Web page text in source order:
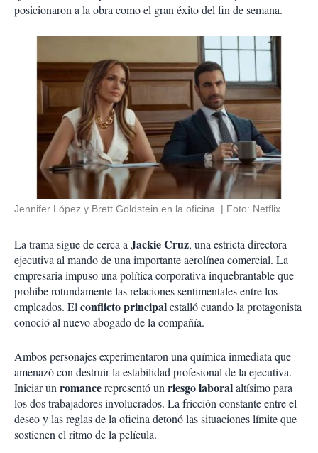
posicionaron a la obra como el gran éxito del fin de semana.
Jennifer López y Brett Goldstein en la oficina. Foto: Netflix
La trama sigue de cerca aJackie Cruz, una estricta directora
ejecutiva al mando de una importante aerolínea comercial. La
empresaria impuso una política corporativa inquebrantable que
prohíbe rotundamente las relaciones sentimentales entre los
empleados. Elconflicto principalestalló cuando la protagonista
conoció al nuevo abogado de la compañía.
Ambos personajes experimentaron una química inmediata que
amenazó con destruir la estabilidad profesional de la ejecutiva.
Iniciar unromancerepresentó unriesgo laboralaltísimo para
los dos trabajadores involucrados. La fricción constante entre el
deseo y las reglas de la oficina detonó las situaciones límite que
sostienen el ritmo de la película.